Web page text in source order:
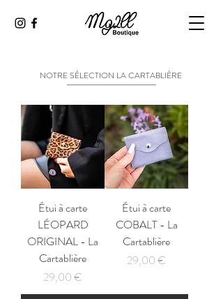
NOTRE SÉLECTION LA CARTABLIÈRE
Étui à carte
LÉOPARD
ORIGINAL - La
Cartablière
Prix
29,00 €
Étui à carte
COBALT - La
Cartablière
Prix
29,00 €